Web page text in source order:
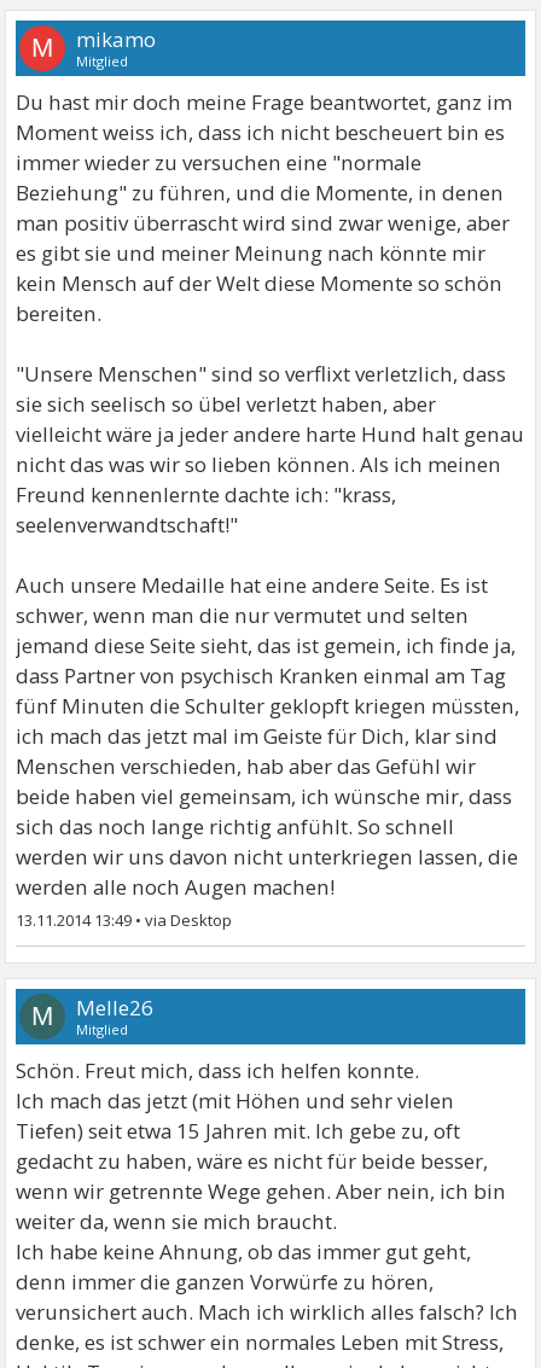
M mikamo
Mitglied
Du hast mir doch meine Frage beantwortet, ganz im
Moment weiss ich, dass ich nicht bescheuert bin es
immer wieder zu versuchen eine "normale
Beziehung" zu führen, und die Momente, in denen
man positiv überrascht wird sind zwar wenige, aber
es gibt sie und meiner Meinung nach könnte mir
kein Mensch auf der Welt diese Momente so schön
bereiten.
"Unsere Menschen" sind so verflixt verletzlich, dass
sie sich seelisch so übel verletzt haben, aber
vielleicht wäre ja jeder andere harte Hund halt genau
nicht das was wir so lieben können. Als ich meinen
Freund kennenlernte dachte ich: "krass,
seelenverwandtschaft!"
Auch unsere Medaille hat eine andere Seite. Es ist
schwer, wenn man die nur vermutet und selten
jemand diese Seite sieht, das ist gemein, ich finde ja,
dass Partner von psychisch Kranken einmal am Tag
fünf Minuten die Schulter geklopft kriegen müssten,
ich mach das jetzt mal im Geiste für Dich, klar sind
Menschen verschieden, hab aber das Gefühl wir
beide haben viel gemeinsam, ich wünsche mir, dass
sich das noch lange richtig anfühlt. So schnell
werden wir uns davon nicht unterkriegen lassen, die
werden alle noch Augen machen!
13.11.2014 13:49 •
M Melle26
Mitglied
Schön. Freut mich, dass ich helfen konnte.
Ich mach das jetzt (mit Höhen und sehr vielen
Tiefen) seit etwa 15 Jahren mit. Ich gebe zu, oft
gedacht zu haben, wäre es nicht für beide besser,
wenn wir getrennte Wege gehen. Aber nein, ich bin
weiter da, wenn sie mich braucht.
Ich habe keine Ahnung, ob das immer gut geht,
denn immer die ganzen Vorwürfe zu hören,
verunsichert auch. Mach ich wirklich alles falsch? Ich
denke, es ist schwer ein normales Leben mit Stress,